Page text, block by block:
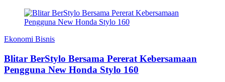
Ekonomi Bisnis
Blitar BerStylo Bersama Pererat Kebersamaan
Pengguna New Honda Stylo 160